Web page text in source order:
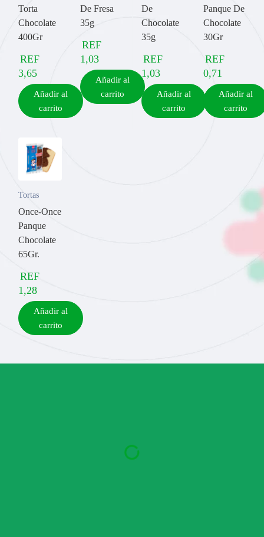
Torta
Chocolate
400Gr
REF
3,65
Añadir al
carrito
De Fresa
35g
REF
1,03
Añadir al
carrito
De
Chocolate
35g
REF
1,03
Añadir al
carrito
Panque De
Chocolate
30Gr
REF
0,71
Añadir al
carrito
Tortas
Once-Once
Panque
Chocolate
65Gr.
REF
1,28
Añadir al
carrito